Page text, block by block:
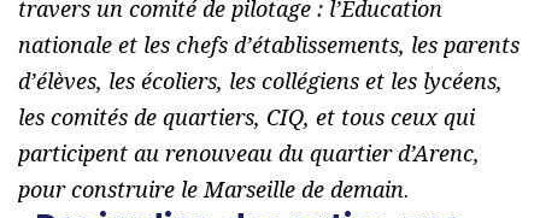
travers un comité de pilotage : l’Éducation
nationale et les chefs d’établissements, les parents
d’élèves, les écoliers, les collégiens et les lycéens,
les comités de quartiers, CIQ, et tous ceux qui
participent au renouveau du quartier d’Arenc,
pour construire le Marseille de demain.